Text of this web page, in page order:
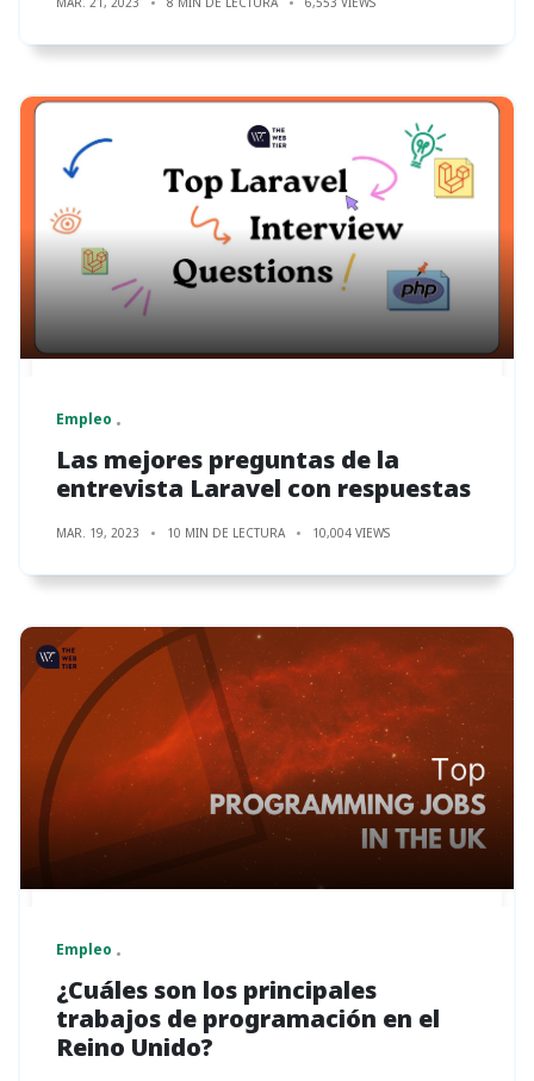
Empleo
Las mejores preguntas de la
entrevista Laravel con respuestas
MAR. 19, 2023 10 MIN DE LECTURA 10,004 VIEWS
Empleo
¿Cuáles son los principales
trabajos de programación en el
Reino Unido?